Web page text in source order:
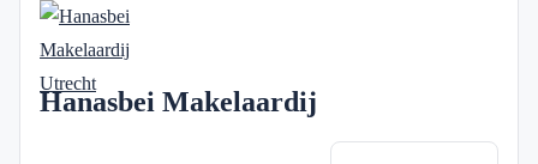
Hanasbei Makelaardij